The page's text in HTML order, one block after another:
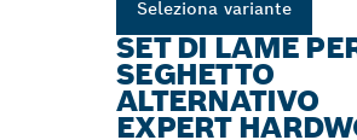
Seleziona variante
SET DI LAME
SEGHETTO
ALTERNATIVO
EXPERT